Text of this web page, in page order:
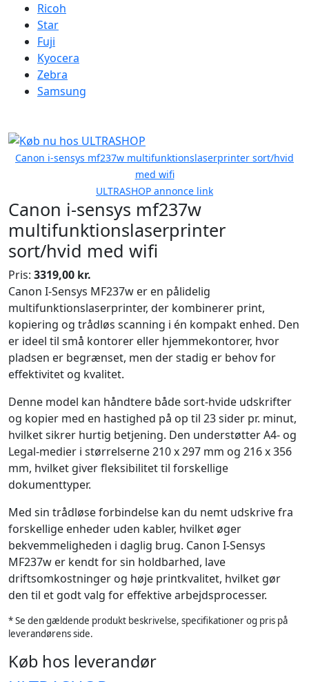
Ricoh
Star
Fuji
Kyocera
Zebra
Samsung
Canon i-sensys mf237w multifunktionslaserprinter sort/hvid
med wifi
ULTRASHOP annonce link
Canon i-sensys mf237w
multifunktionslaserprinter
sort/hvid med wifi
Pris: 3319,00 kr.
Canon I-Sensys MF237w er en pålidelig
multifunktionslaserprinter, der kombinerer print,
kopiering og trådløs scanning i én kompakt enhed. Den
er ideel til små kontorer eller hjemmekontorer, hvor
pladsen er begrænset, men der stadig er behov for
effektivitet og kvalitet.
Denne model kan håndtere både sort-hvide udskrifter
og kopier med en hastighed på op til 23 sider pr. minut,
hvilket sikrer hurtig betjening. Den understøtter A4- og
Legal-medier i størrelserne 210 x 297 mm og 216 x 356
mm, hvilket giver fleksibilitet til forskellige
dokumenttyper.
Med sin trådløse forbindelse kan du nemt udskrive fra
forskellige enheder uden kabler, hvilket øger
bekvemmeligheden i daglig brug. Canon I-Sensys
MF237w er kendt for sin holdbarhed, lave
driftsomkostninger og høje printkvalitet, hvilket gør
den til et godt valg for effektive arbejdsprocesser.
* Se den gældende produkt beskrivelse, specifikationer og pris på
leverandørens side.
Køb hos leverandør